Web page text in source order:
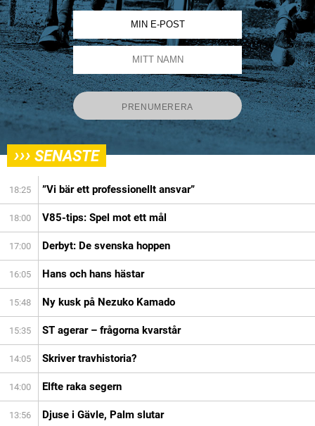
››› SENASTE
18:25 ”Vi bär ett professionellt ansvar”
18:00 V85-tips: Spel mot ett mål
17:00 Derbyt: De svenska hoppen
16:05 Hans och hans hästar
15:48 Ny kusk på Nezuko Kamado
15:35 ST agerar – frågorna kvarstår
14:05 Skriver travhistoria?
14:00 Elfte raka segern
13:56 Djuse i Gävle, Palm slutar